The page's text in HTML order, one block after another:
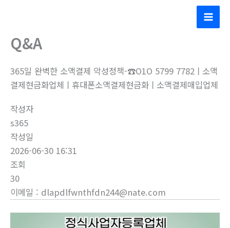
Main
Q&A
365일 완벽한 소액결제 악성정책-☎O1O 5799 7782ㅣ소액
결제현금화업체ㅣ휴대폰소액결제현금화ㅣ소액결제매입업체
작성자
s365
작성일
2026-06-30 16:31
조회
30
이메일 : dlapdlfwnthfdn244@nate.com